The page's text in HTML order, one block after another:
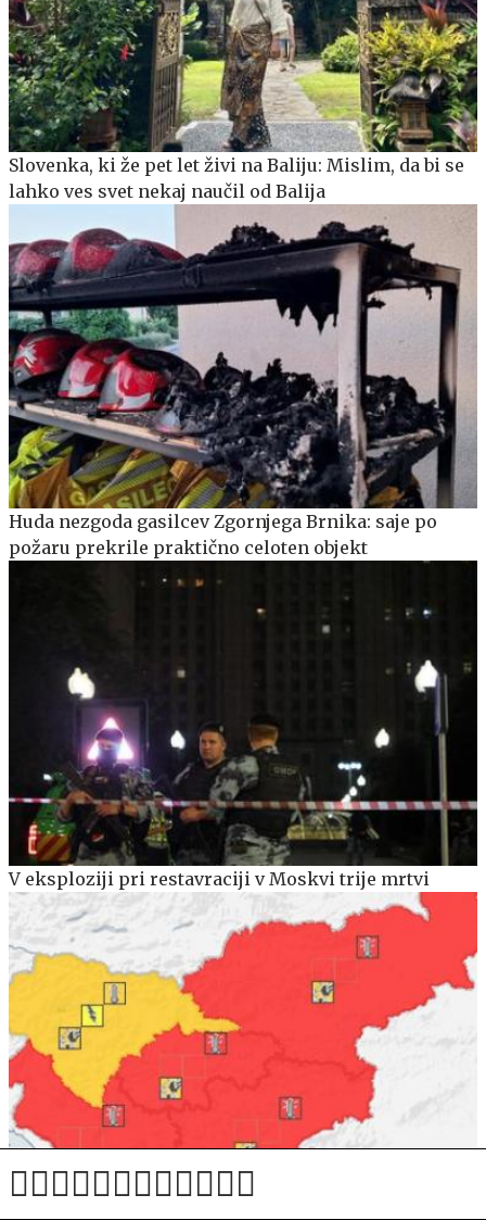
Slovenka, ki že pet let živi na Baliju: Mislim, da bi se
lahko ves svet nekaj naučil od Balija
Huda nezgoda gasilcev Zgornjega Brnika: saje po
požaru prekrile praktično celoten objekt
V eksploziji pri restavraciji v Moskvi trije mrtvi